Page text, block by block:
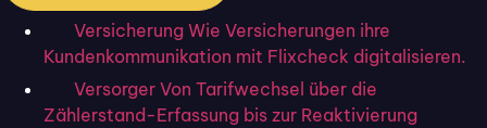
Versicherung Wie Versicherungen ihre
Kundenkommunikation mit Flixcheck digitalisieren.
Versorger Von Tarifwechsel über die
Zählerstand-Erfassung bis zur Reaktivierung
Kostenlos testen Demo vereinbaren